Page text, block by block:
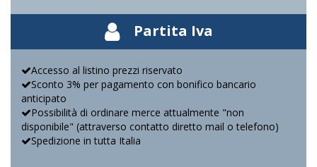
Partita Iva
Accesso al listino prezzi riservato
Sconto 3% per pagamento con bonifico bancario
anticipato
Possibilità di ordinare merce attualmente "non
disponibile" (attraverso contatto diretto mail o telefono)
Spedizione in tutta Italia